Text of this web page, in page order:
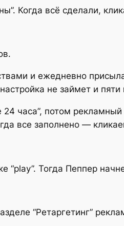
Когда всё сделали,
и ежедневно
не займет и пяти
часа”, потом
все заполнено —
“play”. Тогда Пеппер
“Ретаргетинг”